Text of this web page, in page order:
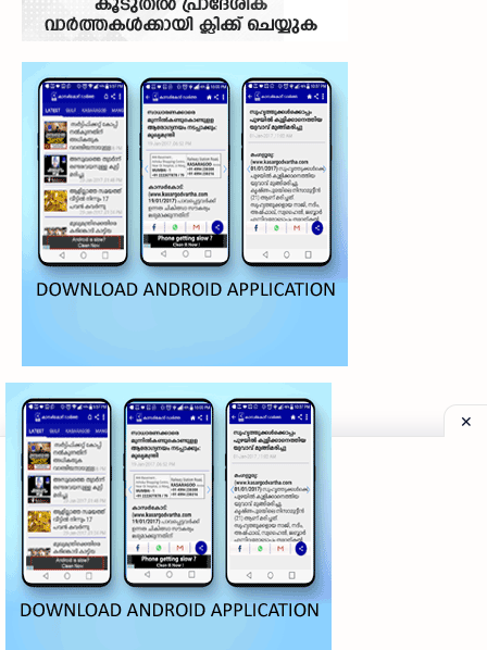
©2026‧My Kasaragod Vartha | LATEST KASARAGOD
Privacy Policy
Grievance Redressal